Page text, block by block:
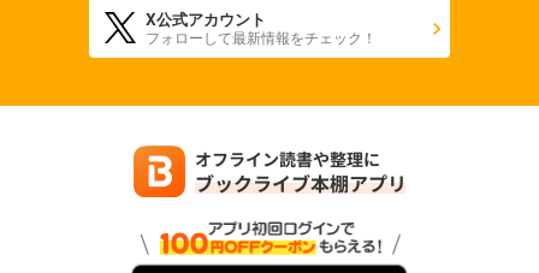
X公式アカウント
フォローして最新情報をチェック！